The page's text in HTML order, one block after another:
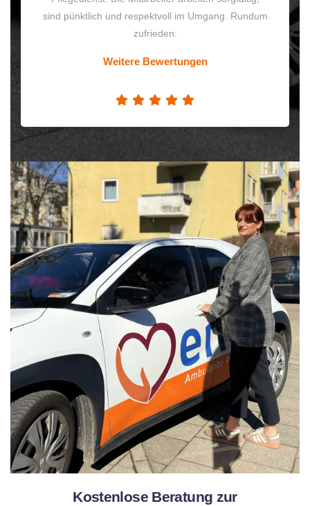
sind pünktlich und respektvoll im Umgang. Rundum
zufrieden.
Weitere Bewertungen
Kostenlose Beratung zur